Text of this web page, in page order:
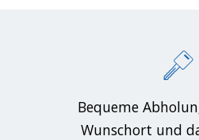
Bequeme
Wunschort und